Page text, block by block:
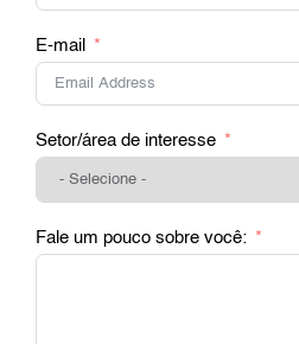
E-mail
Setor/área de interesse
Fale um pouco sobre você: